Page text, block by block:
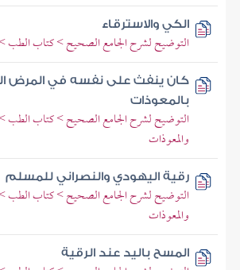
الكي والاسترقاء
التوضيح لشرح الجامع الصحيح > كتاب الطب
كان ينفث على نفسه في المرض
بالمعوذات
التوضيح لشرح الجامع الصحيح > كتاب الطب >
والمعوذات
رقية اليهودي والنصراني للمسلم
التوضيح لشرح الجامع الصحيح > كتاب الطب >
والمعوذات
المسح باليد عند الرقية